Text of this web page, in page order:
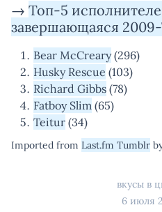
→ Топ-5
завершающаяся
Bear McCreary(296)
Husky Rescue (103)
Richard Gibbs (78)
Fatboy Slim (65)
Teitur (34)
Imported from Last.fm Tumblr
вкусы в
6 июля